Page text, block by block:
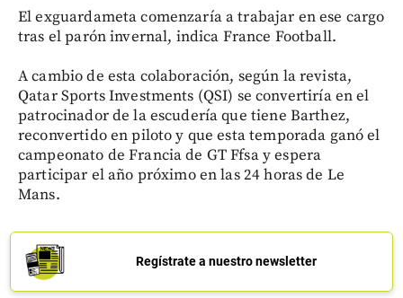
El exguardameta comenzaría a trabajar en ese cargo
tras el parón invernal, indica France Football.
A cambio de esta colaboración, según la revista,
Qatar Sports Investments (QSI) se convertiría en el
patrocinador de la escudería que tiene Barthez,
reconvertido en piloto y que esta temporada ganó el
campeonato de Francia de GT Ffsa y espera
participar el año próximo en las 24 horas de Le
Mans.
Regístrate a nuestro newsletter